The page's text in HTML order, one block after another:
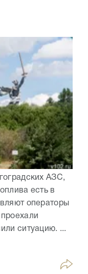
АЗС,
есть в
операторы
ситуацию. ...